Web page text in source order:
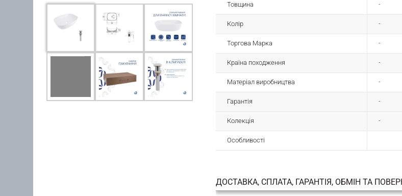
Товщина -
Колір -
Торгова Марка -
Країна походження -
Матеріал виробництва -
Гарантія -
Колекція -
Особливості
ДОСТАВКА, СПЛАТА, ГАРАНТІЯ, ОБМІН ТА